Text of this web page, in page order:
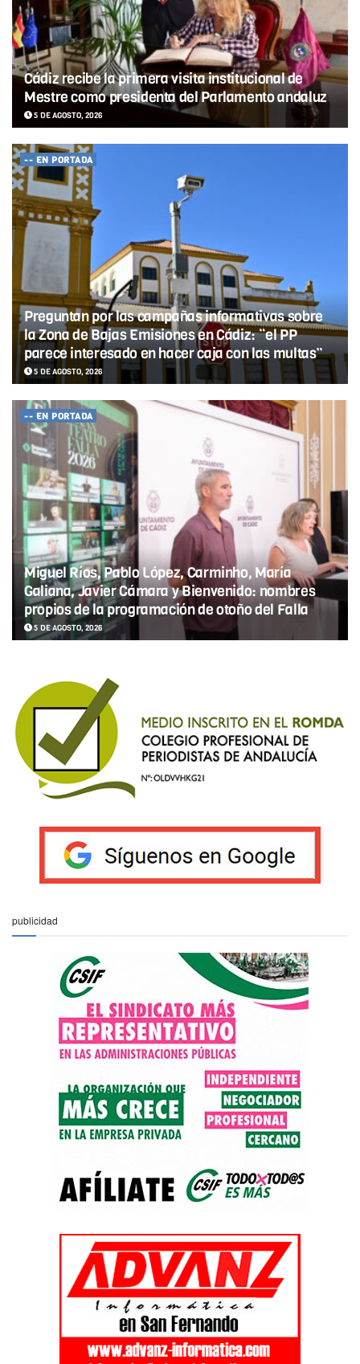
Cádiz recibe la primera visita institucional de
Mestre como presidenta del Parlamento andaluz
5 DE AGOSTO, 2026
-- EN PORTADA
Preguntan por las campañas informativas sobre
la Zona de Bajas Emisiones en Cádiz: “el PP
parece interesado en hacer caja con las multas”
5 DE AGOSTO, 2026
-- EN PORTADA
Miguel Ríos, Pablo López, Carminho, María
Galiana, Javier Cámara y Bienvenido: nombres
propios de la programación de otoño del Falla
5 DE AGOSTO, 2026
publicidad